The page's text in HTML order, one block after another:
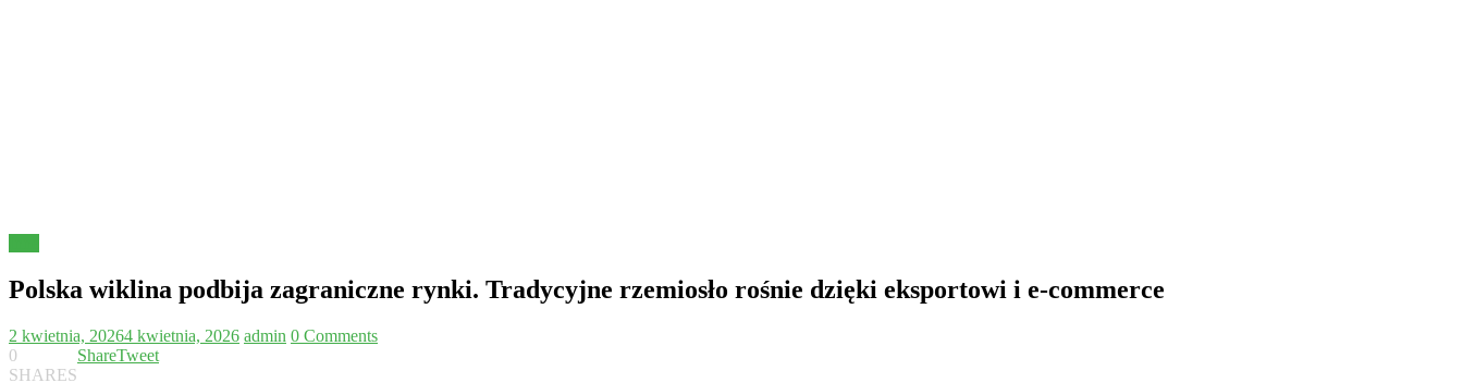
Polska wiklina podbija zagraniczne rynki. Tradycyjne rzemiosło rośnie dzięki eksportowi i e-commerce
2 kwietnia, 20264 kwietnia, 2026 admin 0 Comments
0
SHARES
ShareTweet